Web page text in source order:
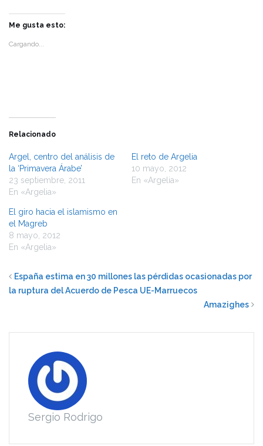
en
Twitter
abre
en
en
Facebook
Me gusta esto:
Cargando...
Relacionado
Argel, centro del análisis de
la ‘Primavera Árabe’
23 septiembre, 2011
En «Argelia»
El reto de Argelia
10 mayo, 2012
En «Argelia»
El giro hacia el islamismo en
el Magreb
8 mayo, 2012
En «Argelia»
España estima en 30 millones las pérdidas ocasionadas por
la ruptura del Acuerdo de Pesca UE-Marruecos
Amazighes
Sergio Rodrigo